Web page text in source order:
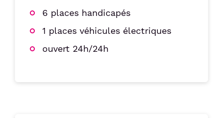
6 places handicapés
1 places véhicules électriques
ouvert 24h/24h